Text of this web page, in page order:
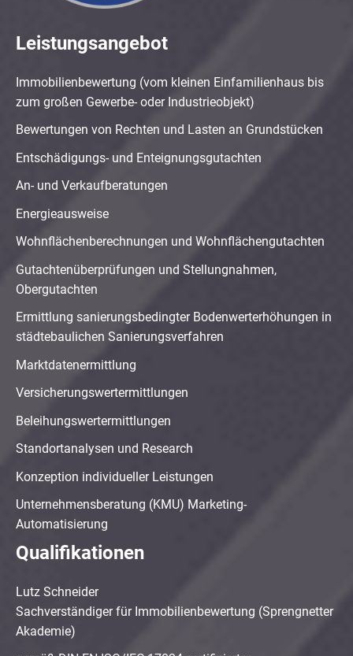
Leistungsangebot
Immobilienbewertung (vom kleinen Einfamilienhaus bis
zum großen Gewerbe- oder Industrieobjekt)
Bewertungen von Rechten und Lasten an Grundstücken
Entschädigungs- und Enteignungsgutachten
An- und Verkaufberatungen
Energieausweise
Wohnflächenberechnungen und Wohnflächengutachten
Gutachtenüberprüfungen und Stellungnahmen,
Obergutachten
Ermittlung sanierungsbedingter Bodenwerterhöhungen in
städtebaulichen Sanierungsverfahren
Marktdatenermittlung
Versicherungswertermittlungen
Beleihungswertermittlungen
Standortanalysen und Research
Konzeption individueller Leistungen
Unternehmensberatung (KMU) Marketing-
Automatisierung
Qualifikationen
Lutz Schneider
Sachverständiger für Immobilienbewertung (Sprengnetter
Akademie)